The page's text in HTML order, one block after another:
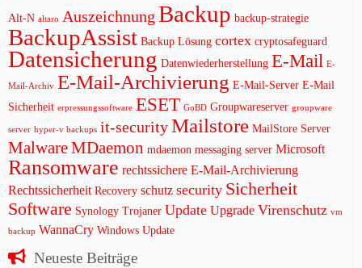
Alt-N altaro Auszeichnung Backup backup-strategie
BackupAssist Backup Lösung cortex cryptosafeguard
Datensicherung Datenwiederherstellung E-Mail E-
Mail-Archiv E-Mail-Archivierung E-Mail-Server E-Mail
Sicherheit erpressungssoftware ESET GoBD Groupwareserver groupware
server hyper-v backups it-securityMailstore MailStore Server
MalwareMDaemon mdaemon messaging server Microsoft
Ransomware rechtssichere E-Mail-Archivierung
Rechtssicherheit Recovery schutz security Sicherheit
Software Synology Trojaner Update Upgrade Virenschutz vm
backup WannaCry Windows Update
Neueste Beiträge